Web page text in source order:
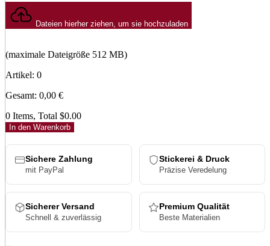
Dateien hierher ziehen, um sie hochzuladen
(maximale Dateigröße 512 MB)
Artikel: 0
Gesamt: 0,00 €
0 Items, Total $0.00
In den Warenkorb
Sichere Zahlung
mit PayPal
Stickerei & Druck
Präzise Veredelung
Sicherer Versand
Schnell & zuverlässig
Premium Qualität
Beste Materialien